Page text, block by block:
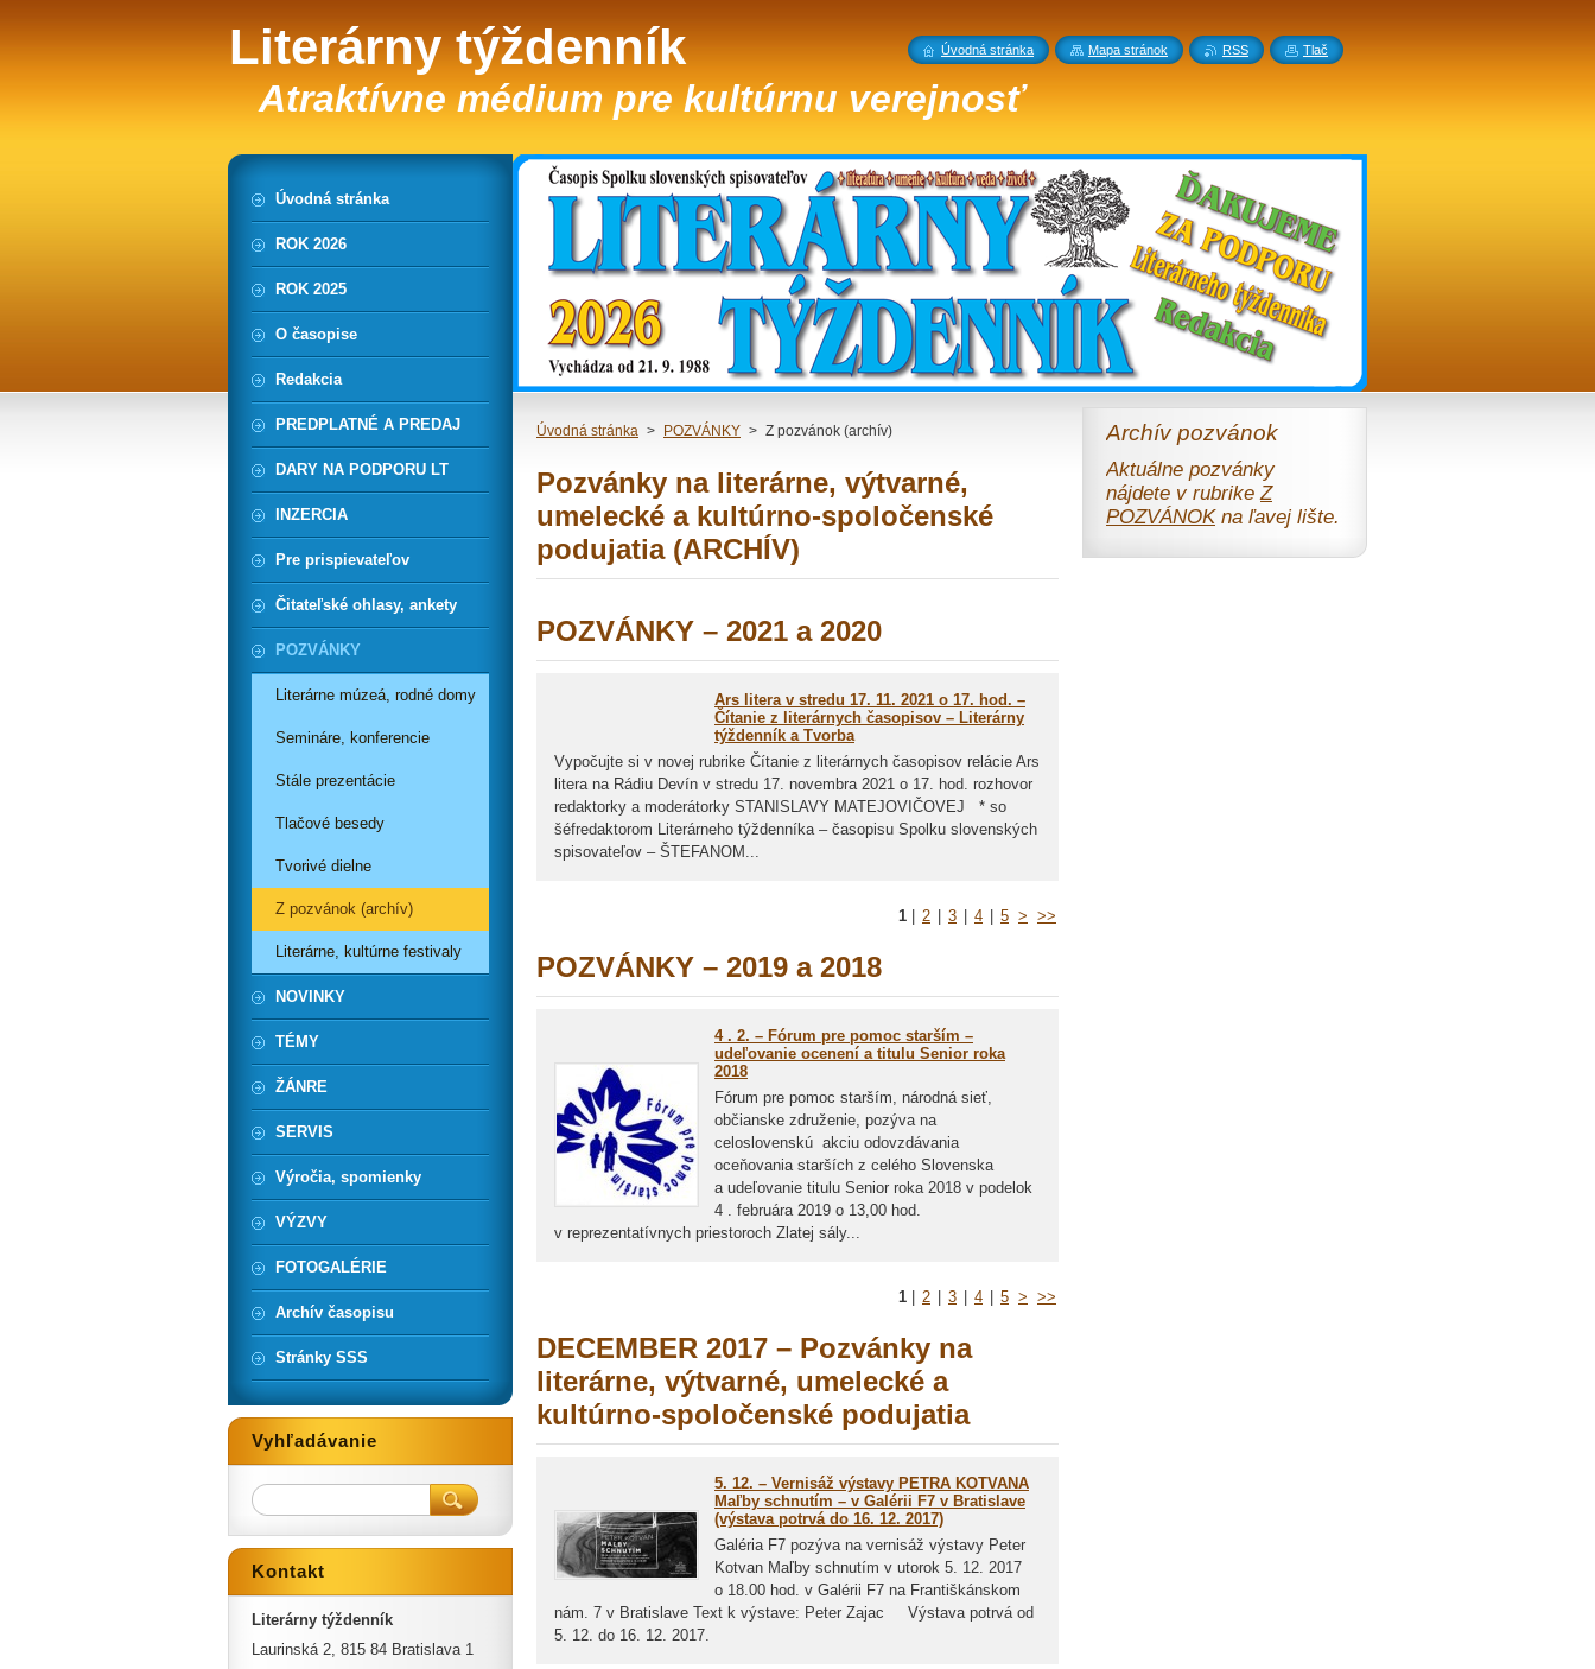
Literárny týždenník
Atraktívne médium pre kultúrnu verejnosť
Úvodná stránka > POZVÁNKY > Z pozvánok (archív)
Pozvánky na literárne, výtvarné,
umelecké a kultúrno-spoločenské
podujatia (ARCHÍV)
POZVÁNKY – 2021 a 2020
Ars litera v stredu 17. 11. 2021 o 17. hod. –
Čítanie z literárnych časopisov – Literárny
týždenník a Tvorba
Vypočujte si v novej rubrike Čítanie z literárnych časopisov relácie Ars
litera na Rádiu Devín v stredu 17. novembra 2021 o 17. hod. rozhovor
redaktorky a moderátorky STANISLAVY MATEJOVIČOVEJ * so
šéfredaktorom Literárneho týždenníka – časopisu Spolku slovenských
spisovateľov – ŠTEFANOM...
1 2 3 4 5 > >>
POZVÁNKY – 2019 a 2018
4 . 2. – Fórum pre pomoc starším –
udeľovanie ocenení a titulu Senior roka
2018
Fórum pre pomoc starším, národná sieť,
občianske združenie, pozýva na
celoslovenskú akciu odovzdávania
oceňovania starších z celého Slovenska
a udeľovanie titulu Senior roka 2018 v podelok
4 . februára 2019 o 13,00 hod.
v reprezentatívnych priestoroch Zlatej sály...
1 2 3 4 5 > >>
DECEMBER 2017 – Pozvánky na
literárne, výtvarné, umelecké a
kultúrno-spoločenské podujatia
5. 12. – Vernisáž výstavy PETRA KOTVANA
Maľby schnutím – v Galérii F7 v Bratislave
(výstava potrvá do 16. 12. 2017)
Galéria F7 pozýva na vernisáž výstavy Peter
Kotvan Maľby schnutím v utorok 5. 12. 2017
o 18.00 hod. v Galérii F7 na Františkánskom
nám. 7 v Bratislave Text k výstave: Peter Zajac Výstava potrvá od
5. 12. do 16. 12. 2017.
Archív pozvánok
Aktuálne pozvánky
nájdete v rubrikeZ
POZVÁNOKna ľavej lište.
Úvodná stránka
ROK 2026
ROK 2025
O časopise
Redakcia
PREDPLATNÉ A PREDAJ
DARY NA PODPORU LT
INZERCIA
Pre prispievateľov
Čitateľské ohlasy, ankety
POZVÁNKY
Literárne múzeá, rodné domy
Semináre, konferencie
Stále prezentácie
Tlačové besedy
Tvorivé dielne
Z pozvánok (archív)
Literárne, kultúrne festivaly
NOVINKY
TÉMY
ŽÁNRE
SERVIS
Výročia, spomienky
VÝZVY
FOTOGALÉRIE
Archív časopisu
Stránky SSS
Vyhľadávanie
Kontakt
Literárny týždenník
Laurinská 2, 815 84 Bratislava 1
Úvodná stránka Mapa stránok RSS Tlač